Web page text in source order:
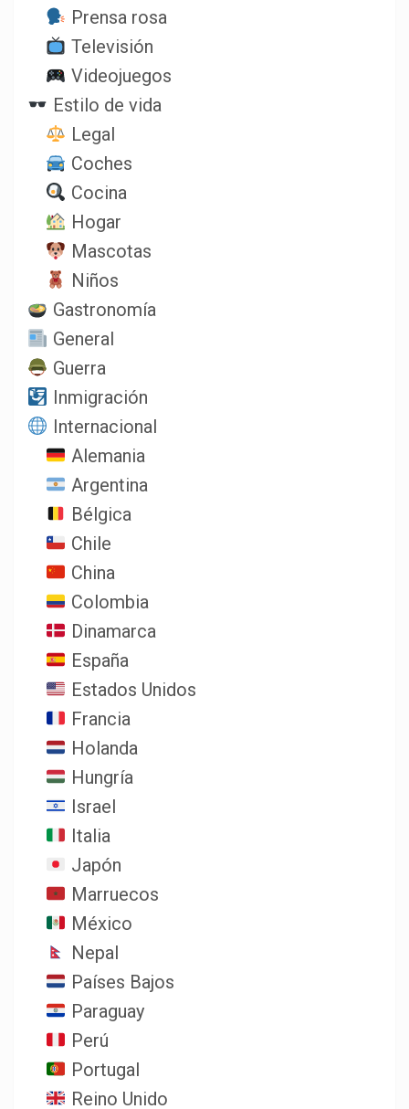
Prensa rosa
Televisión
Videojuegos
Estilo de vida
Legal
Coches
Cocina
Hogar
Mascotas
Niños
Gastronomía
General
Guerra
Inmigración
Internacional
Alemania
Argentina
Bélgica
Chile
China
Colombia
Dinamarca
España
Estados Unidos
Francia
Holanda
Hungría
Israel
Italia
Japón
Marruecos
México
Nepal
Países Bajos
Paraguay
Perú
Portugal
Reino Unido